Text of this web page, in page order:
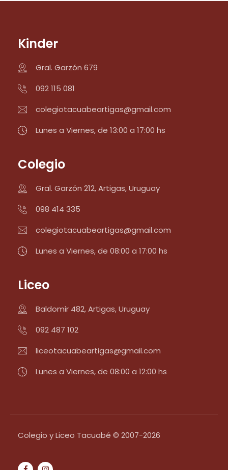
Kinder
Gral. Garzón 679
092 115 081
colegiotacuabeartigas@gmail.com
Lunes a Viernes, de 13:00 a 17:00 hs
Colegio
Gral. Garzón 212, Artigas, Uruguay
098 414 335
colegiotacuabeartigas@gmail.com
Lunes a Viernes, de 08:00 a 17:00 hs
Liceo
Baldomir 482, Artigas, Uruguay
092 487 102
liceotacuabeartigas@gmail.com
Lunes a Viernes, de 08:00 a 12:00 hs
Colegio y Liceo Tacuabé © 2007-2026